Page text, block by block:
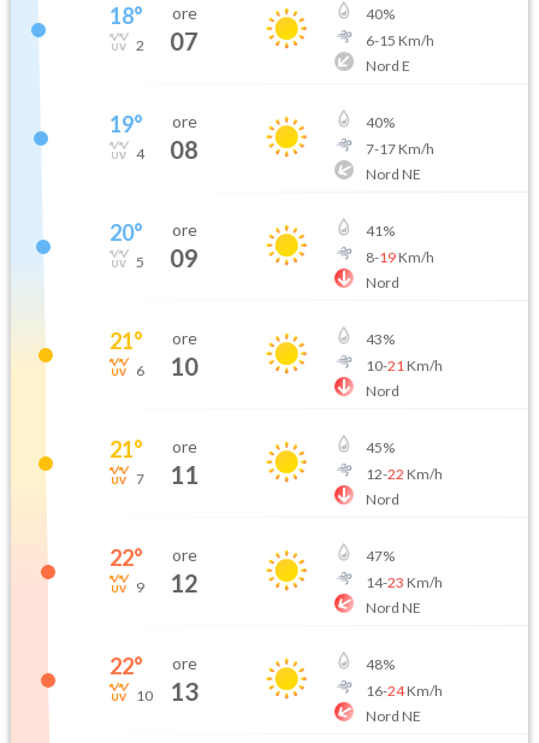
18°
2
ore
07
40%
6-15 Km/h
Nord E
19°
4
ore
08
40%
7-17Km/h
Nord NE
20°
5
ore
09
41%
8-19Km/h
Nord
21°
6
ore
10
43%
10-21 Km/h
Nord
21°
7
ore
11
45%
12-22 Km/h
Nord
22°
9
ore
12
47%
14-23 Km/h
Nord NE
22°
10
ore
13
48%
16-24Km/h
Nord NE